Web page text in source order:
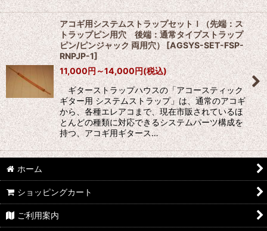
アコギ用システムストラップセットＩ（先端：ス
トラップピン用穴 後端：通常タイプストラップ
ピン/ピンジャック 両用穴） [AGSYS-SET-FSP-
RNPJP-1]
11,000円～14,000円(税込)
ギターストラップハウスの「アコースティック
ギター用 システムストラップ」は、通常のアコギ
から、各種エレアコまで、現在市販されているほ
とんどの種類に対応できるシステムパーツ構成を
持つ、アコギ用ギタース…
ホーム
ショッピングカート
ご利用案内